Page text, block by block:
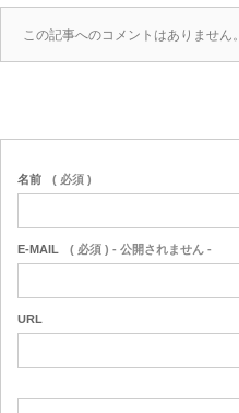
この記事へのコメントはありません。
名前 ( 必須 )
E-MAIL ( 必須 ) - 公開されません -
URL